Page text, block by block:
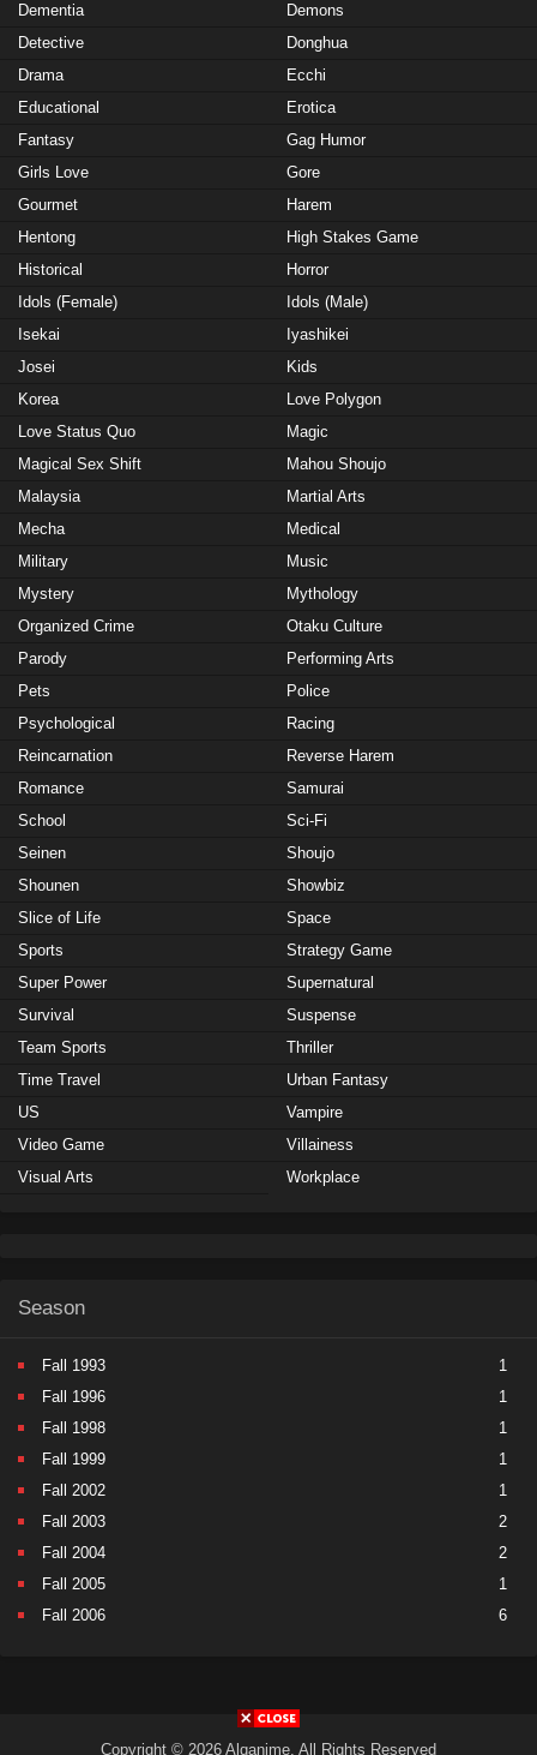
Dementia
Demons
Detective
Donghua
Drama
Ecchi
Educational
Erotica
Fantasy
Gag Humor
Girls Love
Gore
Gourmet
Harem
Hentong
High Stakes Game
Historical
Horror
Idols (Female)
Idols (Male)
Isekai
Iyashikei
Josei
Kids
Korea
Love Polygon
Love Status Quo
Magic
Magical Sex Shift
Mahou Shoujo
Malaysia
Martial Arts
Mecha
Medical
Military
Music
Mystery
Mythology
Organized Crime
Otaku Culture
Parody
Performing Arts
Pets
Police
Psychological
Racing
Reincarnation
Reverse Harem
Romance
Samurai
School
Sci-Fi
Seinen
Shoujo
Shounen
Showbiz
Slice of Life
Space
Sports
Strategy Game
Super Power
Supernatural
Survival
Suspense
Team Sports
Thriller
Time Travel
Urban Fantasy
US
Vampire
Video Game
Villainess
Visual Arts
Workplace
Season
Fall 1993
1
Fall 1996
1
Fall 1998
1
Fall 1999
1
Fall 2002
1
Fall 2003
2
Fall 2004
2
Fall 2005
1
Fall 2006
6
Fall 2010
Copyright © 2026 Alqanime. All Rights Reserved